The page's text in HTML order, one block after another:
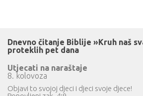
Dnevno čitanje Biblije »Kruh naš
proteklih pet dana
Utjecati na naraštaje
8. kolovoza
Objavi to svojoj djeci i djeci svoje djece!